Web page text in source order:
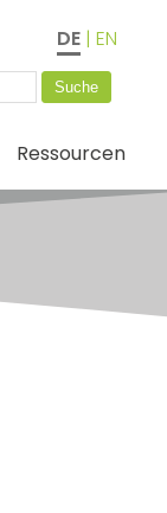
DE | EN
Ressourcen